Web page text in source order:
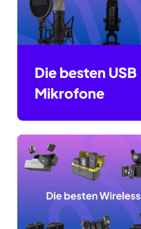
Die besten USB
Mikrofone